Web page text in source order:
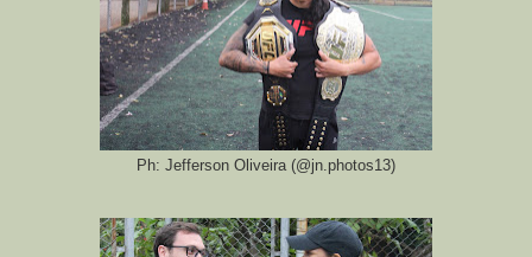
Ph: Jefferson Oliveira (@jn.photos13)